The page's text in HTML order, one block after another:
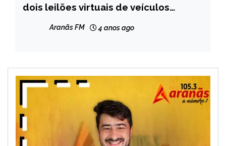
MINAS
dois leilões virtuais de veículos
Aranãs FM 4 anos ago